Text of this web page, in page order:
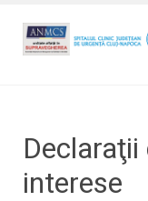
Declaraţii
interese